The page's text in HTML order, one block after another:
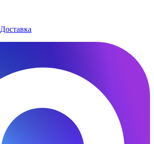
Доставка